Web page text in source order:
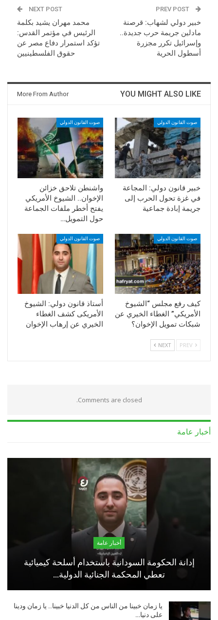
خبير دولي لشهاب: قرصنة
مادلين جريمة حرب جديدة..
وإسرائيل تكرر مجزرة
أسطول الحرية
NEXT POST
محمد مهران يشيد بكلمة
الرئيس في مؤتمر القدس:
تؤكد استمرار دفاع مصر عن
حقوق الفلسطينيين
YOU MIGHT ALSO LIKE
More From Author
صوت القانون الدولي
خبير قانون دولي: المجاعة
في غزة تحول الحرب إلى
جريمة إبادة جماعية
صوت القانون الدولي
واشنطن تلاحق خزائن
الإخوان.. الشيوخ الأمريكي
يفتح أخطر ملفات الجماعة
حول التمويل…
صوت القانون الدولي
كيف رفع مجلس “الشيوخ
الأمريكي” الغطاء الخيري عن
شبكات تمويل الإخوان؟
صوت القانون الدولي
أستاذ قانون دولي: الشيوخ
الأمريكى كشف الغطاء
الخيري عن إرهاب الإخوان
NEXT
Comments are closed.
أخبار عامة
أخبار عامة
إدانة الحكومة السودانية باستخدام أسلحة كيميائية
تعطي المحكمة الجنائية الدولية…
يا زمان خبينا من الناس من كل الدنيا خبينا.. يا زمان ودينا
على دنيا…